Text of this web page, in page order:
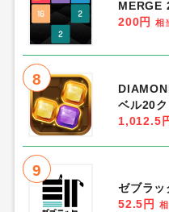
MERGE
200円
相
8
ベル20
1,012.5
9
ゼブラ
52.5円